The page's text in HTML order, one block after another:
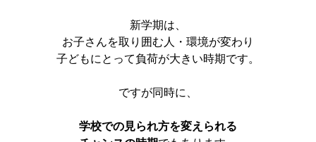
新学期は、
お子さんを取り囲む人・環境が変わり
子どもにとって負荷が大きい時期です。
ですが同時に、
学校での見られ方を変えられる